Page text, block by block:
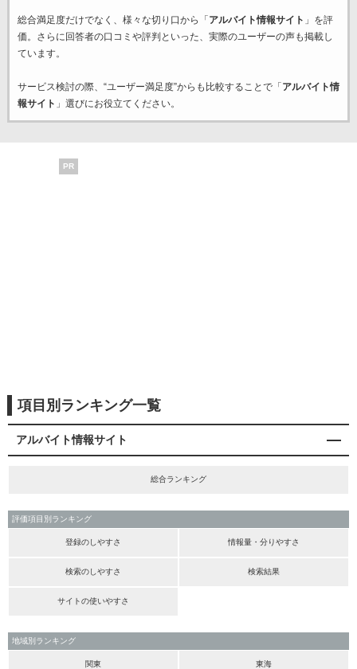
総合満足度だけでなく、様々な切り口から「 アルバイト情報サイト 」を評
価。さらに回答者の口コミや評判といった、実際のユーザーの声も掲載し
ています。
サービス検討の際、“ユーザー満足度”からも比較することで「 アルバイト情
報サイト 」選びにお役立てください。
PR
項目別ランキング一覧
アルバイト情報サイト
総合ランキング
評価項目別ランキング
登録のしやすさ 情報量・分りやすさ
検索のしやすさ 検索結果
サイトの使いやすさ
地域別ランキング
関東 東海